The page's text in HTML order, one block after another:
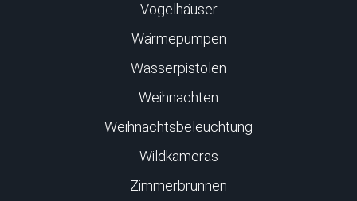
Vogelhäuser
Wärmepumpen
Wasserpistolen
Weihnachten
Weihnachtsbeleuchtung
Wildkameras
Zimmerbrunnen